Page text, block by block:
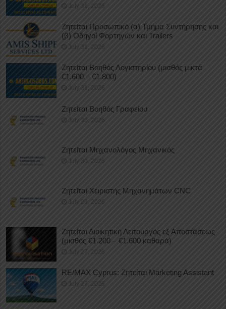
July 31, 2026
Ζητείται Προσωπικό (α) Τμήμα Συντήρησης και
(β) Οδηγοί Φορτηγών και Trailers
July 31, 2026
Ζητείται Βοηθός Λογιστηρίου (μισθός μικτά
€1.600 – €1.800)
July 31, 2026
Ζητείται Βοηθός Γραφείου
July 30, 2026
Ζητείται Μηχανολόγος Μηχανικός
July 30, 2026
Ζητείται Χειριστής Μηχανημάτων CNC
July 29, 2026
Ζητείται Διοικητική Λειτουργός εξ Αποστάσεως
(μισθός €1.200 – €1.600 καθαρά)
July 27, 2026
RE/MAX Cyprus: Ζητείται Marketing Assistant
July 27, 2026